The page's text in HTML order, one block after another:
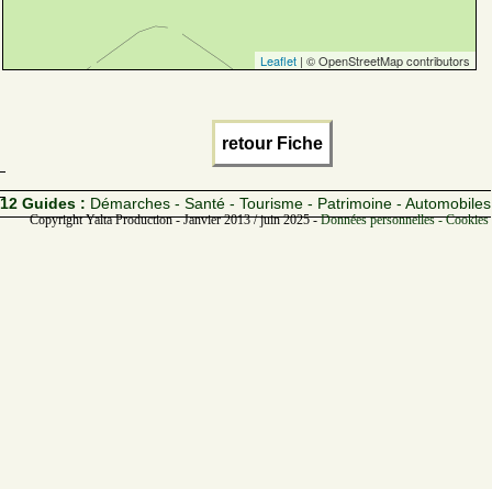
Leaflet | © OpenStreetMap contributors
retour Fiche
12 Guides : Démarches - Santé - Tourisme - Patrimoine - Automobiles
Copyright Yalta Production - Janvier 2013 / juin 2025 -Données personnelles -